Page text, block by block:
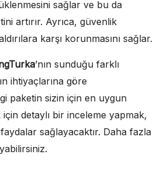
sağlar ve bu da
artırır. Ayrıca, güvenlik
karşı korunmasını sağlar.
’nın sunduğu farklı
ihtiyaçlarına göre
paketin sizin için en uygun
detaylı bir inceleme yapmak,
sağlayacaktır. Daha fazla